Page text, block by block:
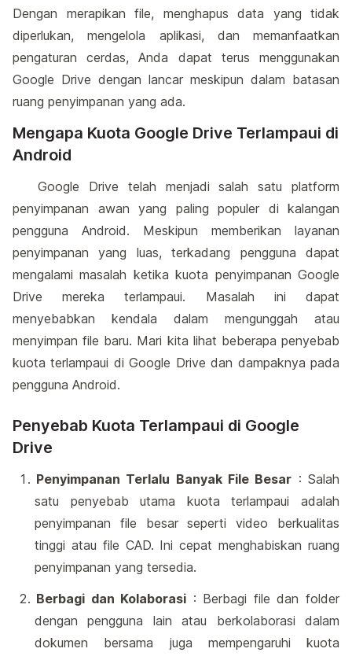
Dengan merapikan file, menghapus data yang tidak
diperlukan, mengelola aplikasi, dan memanfaatkan
pengaturan cerdas, Anda dapat terus menggunakan
Google Drive dengan lancar meskipun dalam batasan
ruang penyimpanan yang ada.
Mengapa Kuota Google Drive Terlampaui di
Android
Google Drive telah menjadi salah satu platform
penyimpanan awan yang paling populer di kalangan
pengguna Android. Meskipun memberikan layanan
penyimpanan yang luas, terkadang pengguna dapat
mengalami masalah ketika kuota penyimpanan Google
Drive mereka terlampaui. Masalah ini dapat
menyebabkan kendala dalam mengunggah atau
menyimpan file baru. Mari kita lihat beberapa penyebab
kuota terlampaui di Google Drive dan dampaknya pada
pengguna Android.
Penyebab Kuota Terlampaui di Google
Drive
Penyimpanan Terlalu Banyak File Besar : Salah
satu penyebab utama kuota terlampaui adalah
penyimpanan file besar seperti video berkualitas
tinggi atau file CAD. Ini cepat menghabiskan ruang
penyimpanan yang tersedia.
Berbagi dan Kolaborasi : Berbagi file dan folder
dengan pengguna lain atau berkolaborasi dalam
dokumen bersama juga mempengaruhi kuota